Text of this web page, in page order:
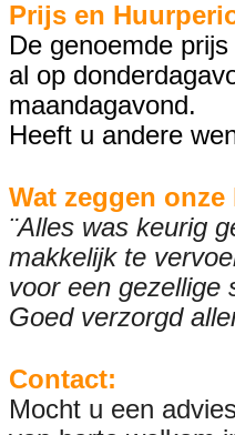
Prijs en
De genoemde
al op
maandagavond.
Heeft u andere
Wat zeggen
¨Alles was keurig
makkelijk te
voor een gezellige
Goed verzorgd
Contact:
Mocht u een